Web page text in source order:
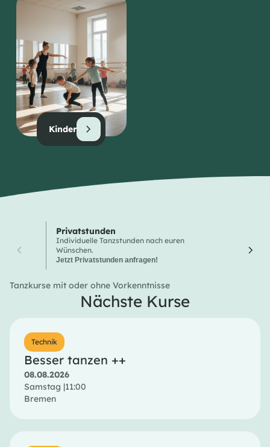
Kinder
Privatstunden
Individuelle Tanzstunden nach euren
Wünschen.
Jetzt Privatstunden anfragen!
Tanzkurse mit oder ohne Vorkenntnisse
Nächste Kurse
Technik
Besser tanzen ++
08.08.2026
Samstag |11:00
Bremen